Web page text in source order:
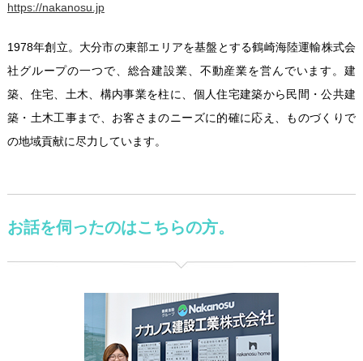
https://nakanosu.jp
1978年創立。大分市の東部エリアを基盤とする鶴崎海陸運輸株式会
社グループの一つで、総合建設業、不動産業を営んでいます。建
築、住宅、土木、構内事業を柱に、個人住宅建築から民間・公共建
築・土木工事まで、お客さまのニーズに的確に応え、ものづくりで
の地域貢献に尽力しています。
お話を伺ったのはこちらの方。